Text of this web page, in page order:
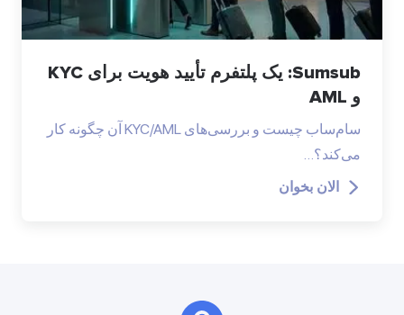
Sumsub: یک پلتفرم تأیید هویت برای KYC
و AML
سام‌ساب چیست و بررسی‌های KYC/AML آن چگونه کار
می‌کند؟…
الان بخوان